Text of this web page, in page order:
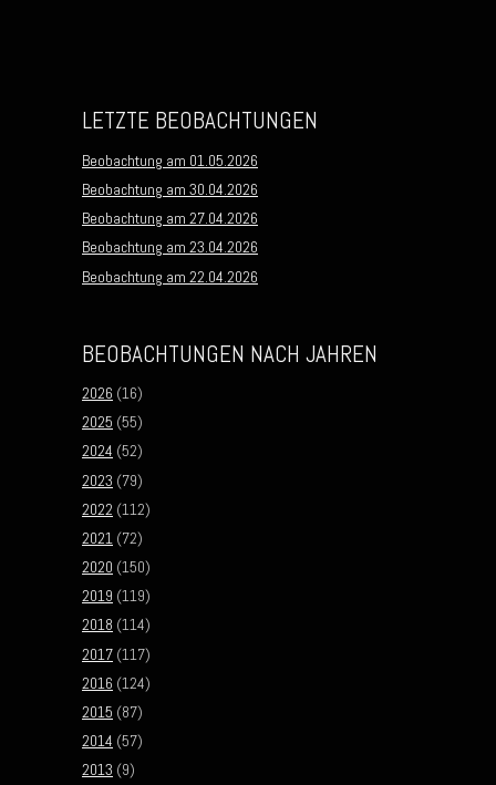
LETZTE BEOBACHTUNGEN
Beobachtung am 01.05.2026
Beobachtung am 30.04.2026
Beobachtung am 27.04.2026
Beobachtung am 23.04.2026
Beobachtung am 22.04.2026
BEOBACHTUNGEN NACH JAHREN
2026 (16)
2025 (55)
2024 (52)
2023 (79)
2022 (112)
2021 (72)
2020 (150)
2019 (119)
2018 (114)
2017 (117)
2016 (124)
2015 (87)
2014 (57)
2013 (9)